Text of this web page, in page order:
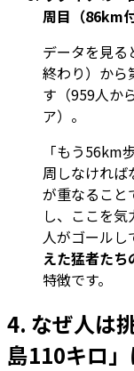
周目（86km付
データを見る
終わり）から
す（959人か
ア）。
「もう56km
周しなければ
が重なること
し、ここを
人がゴールし
えた猛者た
特徴です。
4. なぜ人は
島110キロ